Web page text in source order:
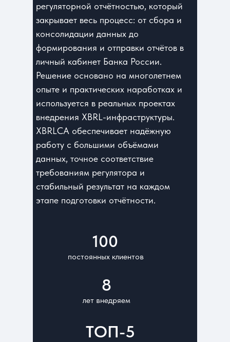
регуляторной отчётностью, который
закрывает весь процесс: от сбора и
консолидации данных до
формирования и отправки отчётов в
личный кабинет Банка России.
Решение основано на многолетнем
опыте и практических наработках и
используется в реальных проектах
внедрения XBRL-инфраструктуры.
XBRLCA обеспечивает надёжную
работу с большими объёмами
данных, точное соответствие
требованиям регулятора и
стабильный результат на каждом
этапе подготовки отчётности.
100
постоянных клиентов
8
лет внедряем
ТОП-5